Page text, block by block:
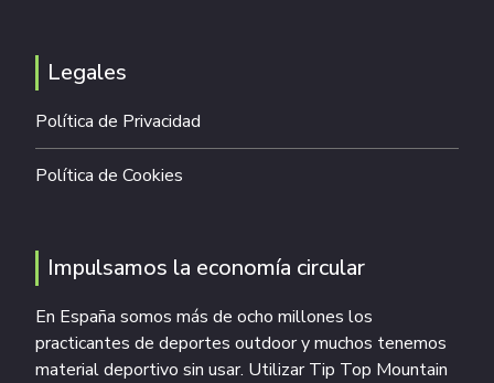
Legales
Política de Privacidad
Política de Cookies
Impulsamos la economía circular
En España somos más de ocho millones los
practicantes de deportes outdoor y muchos tenemos
material deportivo sin usar. Utilizar Tip Top Mountain